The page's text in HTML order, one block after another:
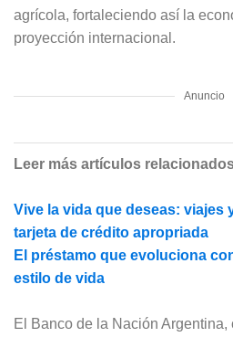
agrícola, fortaleciendo así la
proyección internacional.
Anuncio
Leer más artículos
Vive la vida que deseas: viajes
tarjeta de crédito apropriada
El préstamo que evoluciona
estilo de vida
El Banco de la Nación Argentina,